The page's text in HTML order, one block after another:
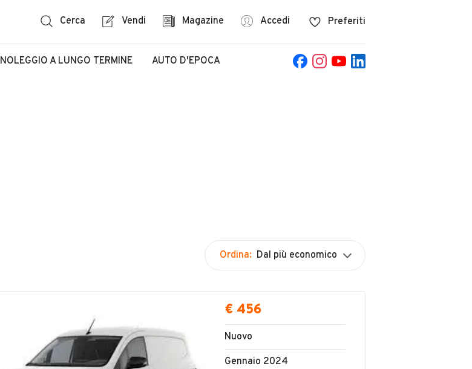
Cerca Vendi Magazine Accedi Preferiti
NOLEGGIO A LUNGO TERMINE AUTO D'EPOCA
Ordina: Dal più economico
€ 456
Nuovo
Gennaio 2024